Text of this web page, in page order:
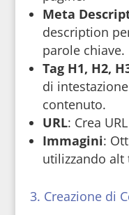
Meta
description
parole chiave.
Tag H1, H2,
di
contenuto.
URL: Crea
Immagini:
utilizzando
3. Creazione di